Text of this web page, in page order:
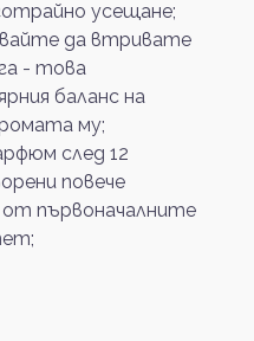
усещане;
да втривате
- това
баланс на
му;
след 12
повече
първоначалните